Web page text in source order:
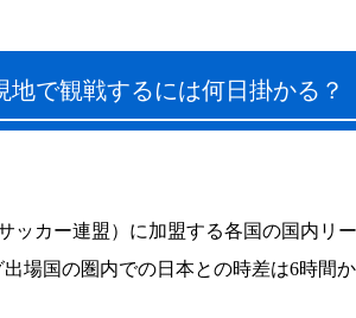
で観戦するには何日掛かる？
ッカー連盟）に加盟する各国の国内
場国の圏内での日本との時差は6時間